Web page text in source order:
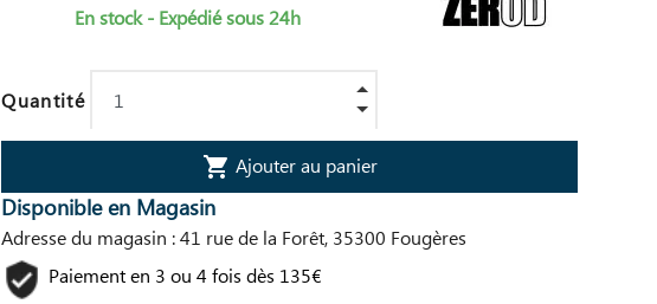
En stock - Expédié sous 24h
Quantité
shopping_cart Ajouter au panier
Disponible en Magasin
Adresse du magasin : 41 rue de la Forêt, 35300 Fougères
Paiement en 3 ou 4 fois dès 135€